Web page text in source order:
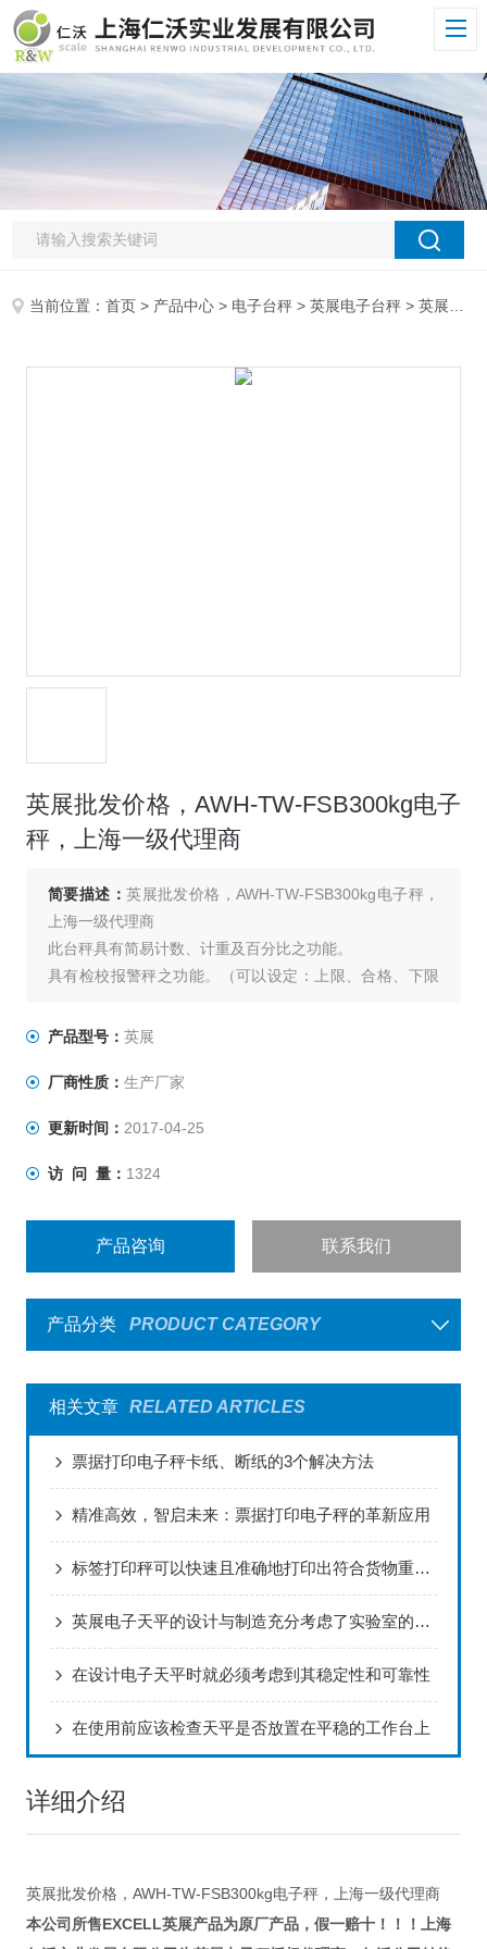
当前位置：首页 > 产品中心 > 电子台秤 >英展电子台秤 > 英展英展批发价格，AWH-TW-FSB300kg电子秤，上海一级代理商
英展批发价格，AWH-TW-FSB300kg电子
秤，上海一级代理商
简要描述：英展批发价格，AWH-TW-FSB300kg电子秤，
上海一级代理商
此台秤具有简易计数、计重及百分比之功能。
具有检校报警秤之功能。（可以设定：上限、合格、下限
具有自动校正、自动零点追踪之功能。
具有双色LED充电指示，可清楚指示充电状况。
产品型号： 英展
厂商性质： 生产厂家
更新时间： 2017-04-25
访 问 量： 1324
产品咨询 联系我们
产品分类 PRODUCT CATEGORY
相关文章 RELATED ARTICLES
票据打印电子秤卡纸、断纸的3个解决方法
精准高效，智启未来：票据打印电子秤的革新应用
标签打印秤可以快速且准确地打印出符合货物重量的标签
英展电子天平的设计与制造充分考虑了实验室的实际需求
在设计电子天平时就必须考虑到其稳定性和可靠性
在使用前应该检查天平是否放置在平稳的工作台上
详细介绍
英展批发价格，AWH-TW-FSB300kg电子秤，上海一级代理商
本公司所售EXCELL英展产品为原厂产品，假一赔十！！！ 上海